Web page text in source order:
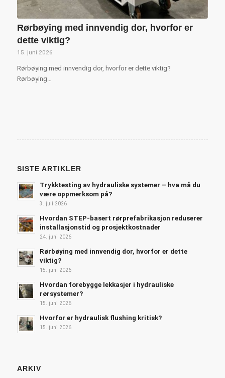
Rørbøying med innvendig dor, hvorfor er
dette viktig?
15. juni 2026
Rørbøying med innvendig dor, hvorfor er dette viktig?
Rørbøying…
SISTE ARTIKLER
Trykktesting av hydrauliske systemer – hva må du
være oppmerksom på?
3. juli 2026
Hvordan STEP-basert rørprefabrikasjon reduserer
installasjonstid og prosjektkostnader
24. juni 2026
Rørbøying med innvendig dor, hvorfor er dette
viktig?
15. juni 2026
Hvordan forebygge lekkasjer i hydrauliske
rørsystemer?
15. juni 2026
Hvorfor er hydraulisk flushing kritisk?
15. juni 2026
ARKIV